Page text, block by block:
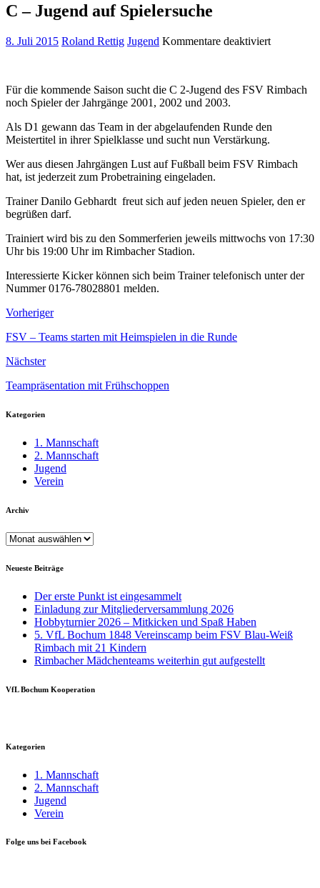
C – Jugend auf Spielersuche
8. Juli 2015 Roland Rettig Jugend Kommentare deaktiviertfür
auf
Für die kommende Saison sucht die C 2-Jugend des FSV Rimbach
noch Spieler der Jahrgänge 2001, 2002 und 2003.
Als D1 gewann das Team in der abgelaufenden Runde den
Meistertitel in ihrer Spielklasse und sucht nun Verstärkung.
Wer aus diesen Jahrgängen Lust auf Fußball beim FSV Rimbach
hat, ist jederzeit zum Probetraining eingeladen.
Trainer Danilo Gebhardt freut sich auf jeden neuen Spieler, den er
begrüßen darf.
Trainiert wird bis zu den Sommerferien jeweils mittwochs von 17:30
Uhr bis 19:00 Uhr im Rimbacher Stadion.
Interessierte Kicker können sich beim Trainer telefonisch unter der
Nummer 0176-78028801 melden.
Vorheriger
FSV – Teams starten mit Heimspielen in die Runde
Nächster
Teampräsentation mit Frühschoppen
Kategorien
1. Mannschaft
2. Mannschaft
Jugend
Verein
Archiv
Archiv
Neueste Beiträge
Der erste Punkt ist eingesammelt
Einladung zur Mitgliederversammlung 2026
Hobbyturnier 2026 – Mitkicken und Spaß Haben
5. VfL Bochum 1848 Vereinscamp beim FSV Blau-Weiß
Rimbach mit 21 Kindern
Rimbacher Mädchenteams weiterhin gut aufgestellt
VfL Bochum Kooperation
Kategorien
1. Mannschaft
2. Mannschaft
Jugend
Verein
Folge uns bei Facebook